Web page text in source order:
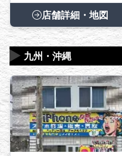
店舗詳細・地図
九州・沖縄
▶